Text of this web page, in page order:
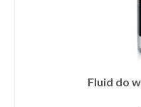
Fluid do